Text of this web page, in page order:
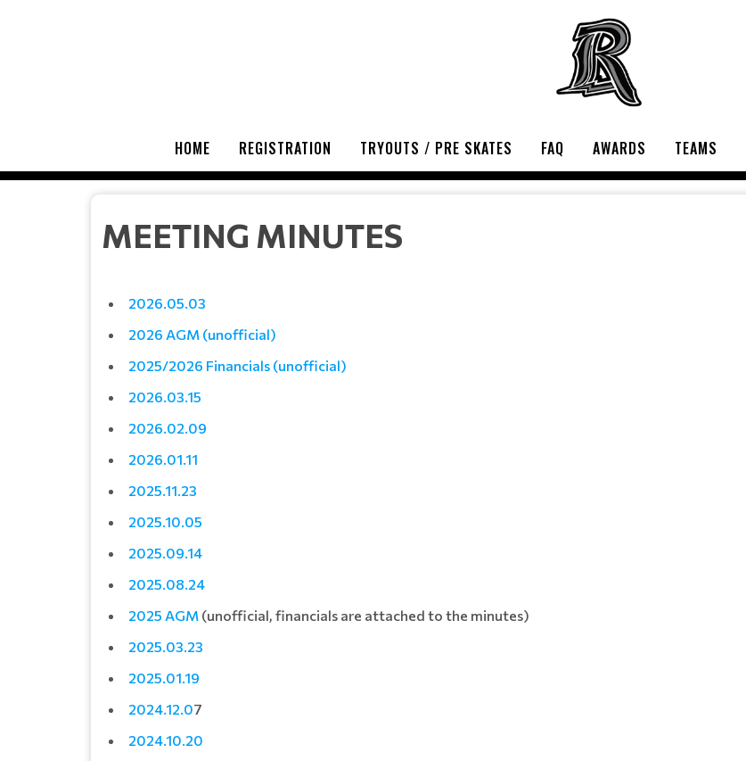
HOME REGISTRATION TRYOUTS / PRE SKATES FAQ AWARDS TEAMS
MEETING MINUTES
2026.05.03
2026 AGM (unofficial)
2025/2026 Financials (unofficial)
2026.03.15
2026.02.09
2026.01.11
2025.11.23
2025.10.05
2025.09.14
2025.08.24
2025 AGM (unofficial, financials are attached to the minutes)
2025.03.23
2025.01.19
2024.12.07
2024.10.20